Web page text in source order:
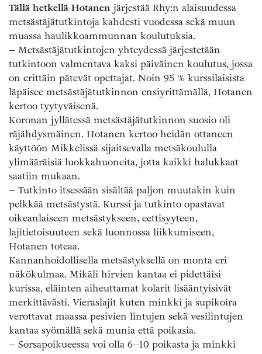
Tällä hetkellä Hotanen järjestää Rhy:n alaisuudessa
metsästäjätutkintoja kahdesti vuodessa sekä muun
muassa haulikkoammunnan koulutuksia.
– Metsästäjätutkintojen yhteydessä järjestetään
tutkintoon valmentava kaksi päiväinen koulutus, jossa
on erittäin pätevät opettajat. Noin 95 % kurssilaisista
läpäisee metsästäjätutkinnon ensiyrittämällä, Hotanen
kertoo tyytyväisenä.
Koronan jyllätessä metsästäjätutkinnon suosio oli
räjähdysmäinen. Hotanen kertoo heidän ottaneen
käyttöön Mikkelissä sijaitsevalla metsäkoululla
ylimääräisiä luokkahuoneita, jotta kaikki halukkaat
saatiin mukaan.
– Tutkinto itsessään sisältää paljon muutakin kuin
pelkkää metsästystä. Kurssi ja tutkinto opastavat
oikeanlaiseen metsästykseen, eettisyyteen,
lajitietoisuuteen sekä luonnossa liikkumiseen,
Hotanen toteaa.
Kannanhoidollisella metsästyksellä on monta eri
näkökulmaa. Mikäli hirvien kantaa ei pidettäisi
kurissa, eläinten aiheuttamat kolarit lisääntyisivät
merkittävästi. Vieraslajit kuten minkki ja supikoira
verottavat maassa pesivien lintujen sekä vesilintujen
kantaa syömällä sekä munia että poikasia.
– Sorsapoikueessa voi olla 6–10 poikasta ja minkki